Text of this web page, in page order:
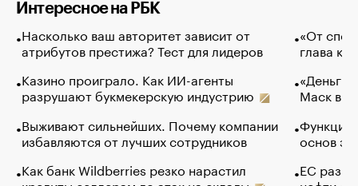
Интересное на РБК
Насколько ваш авторитет зависит от
атрибутов престижа? Тест для лидеров
Казино проиграло. Как ИИ-агенты
разрушают букмекерскую индустрию
Выживают сильнейших. Почему компании
избавляются от лучших сотрудников
Как банк Wildberries резко нарастил
«От
глава
«Деньги
Маск в
Функции
основ
ЕС